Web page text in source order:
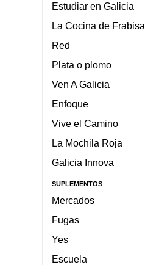
Estudiar en Galicia
La Cocina de Frabisa
Red
Plata o plomo
Ven A Galicia
Enfoque
Vive el Camino
La Mochila Roja
Galicia Innova
SUPLEMENTOS
Mercados
Fugas
Yes
Escuela